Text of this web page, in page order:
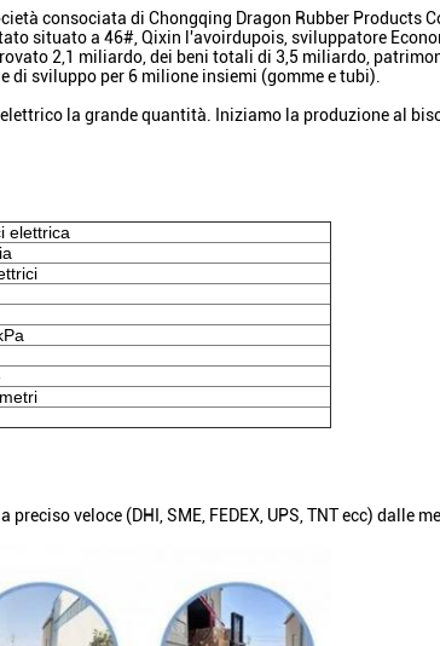
consociata di Chongqing Dragon Rubber Products
situato a 46#, Qixin l'avoirdupois, sviluppatore
2,1 miliardo, dei beni totali di 3,5 miliardo,
di sviluppo per 6 milione insiemi (gomme e tubi).
la grande quantità. Iniziamo la produzione al
elettrica
veloce (DHI, SME, FEDEX, UPS, TNT ecc) dalle